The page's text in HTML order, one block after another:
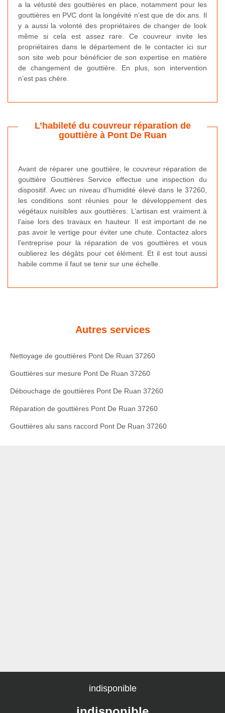
a la vétusté des gouttières en place, notamment pour les
gouttières en PVC dont la longévité n’est que de dix ans. Il
y a aussi la volonté des propriétaires de changer de look
même si cela est assez rare. Ce couvreur invite les
propriétaires dans le département de le contacter ici sur
son site web pour bénéficier de son expertise en matière
de changement de gouttière. En plus, son intervention
n’est pas chère.
L’habileté du couvreur réparation de
gouttière à Pont De Ruan
Avant de réparer une gouttière, le couvreur réparation de
gouttière Gouttières Service effectue une inspection du
dispositif. Avec un niveau d’humidité élevé dans le 37260,
les conditions sont réunies pour le développement des
végétaux nuisibles aux gouttières. L’artisan est vraiment à
l’aise lors des travaux en hauteur. Il est important de ne
pas avoir le vertige pour éviter une chute. Contactez alors
l’entreprise pour la réparation de vos gouttières et vous
oublierez les dégâts pour cet élément. Et il est tout aussi
habile comme il faut se tenir sur une échelle.
Autres services
Nettoyage de gouttières Pont De Ruan 37260
Gouttières sur mesure Pont De Ruan 37260
Débouchage de gouttières Pont De Ruan 37260
Réparation de gouttières Pont De Ruan 37260
Gouttières alu sans raccord Pont De Ruan 37260
indisponible